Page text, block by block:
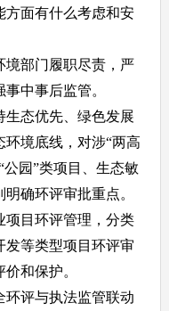
方面有什么考虑和安
境部门履职尽责，严
中事后监管。
生态优先、绿色发展
境底线，对涉“两高
园”类项目、生态敏
确环评审批重点。
项目环评管理，分类
发等类型项目环评审
和保护。
环评与执法监管联动